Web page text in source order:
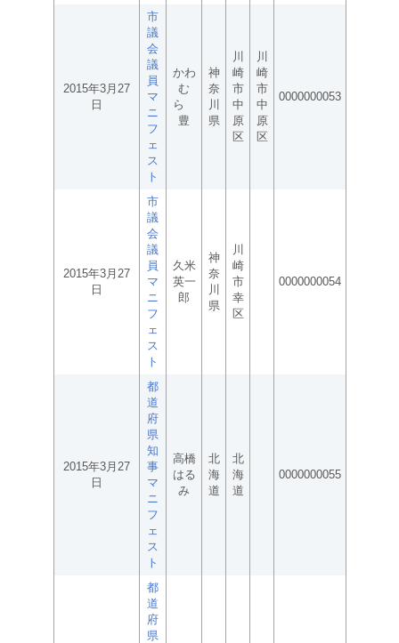
2015年3月27
日
市
議
会
議
員
マ
ニ
フ
ェ
ス
ト
かわ
む
ら
豊
神
奈
川
県
川
崎
市
中
原
区
川
崎
市
中
原
区
0000000053
2015年3月27
日
市
議
会
議
員
マ
ニ
フ
ェ
ス
ト
久米
英一
郎
神
奈
川
県
川
崎
市
幸
区
0000000054
2015年3月27
日
都
道
府
県
知
事
マ
ニ
フ
ェ
ス
ト
高橋
はる
み
北
海
道
北
海
道
0000000055
都
道
府
県